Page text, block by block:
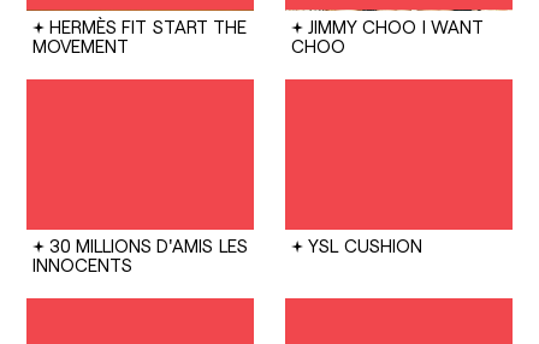
HERMÈS FIT START THE
MOVEMENT
JIMMY CHOO I WANT
CHOO
30 MILLIONS D'AMIS LES
INNOCENTS
YSL CUSHION